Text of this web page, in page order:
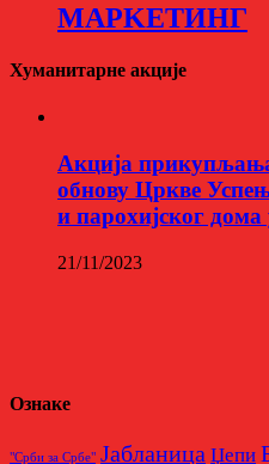
МАРKЕТИНГ
Хуманитарне акције
Aкција
обнову Цркве
и парохијског
21/11/2023
Ознаке
"Срби за Србе" Јабланица Џепи